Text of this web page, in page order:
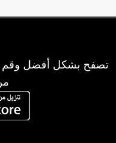
تصفح بشكل أفضل وقم